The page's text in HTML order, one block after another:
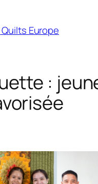
Europe
: